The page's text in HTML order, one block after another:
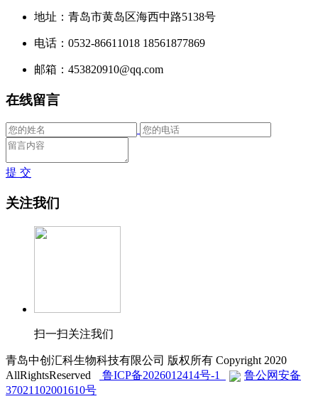
地址：青岛市黄岛区海西中路5138号
电话：0532-86611018 18561877869
邮箱：453820910@qq.com
在线留言
提 交
关注我们
扫一扫关注我们
青岛中创汇科生物科技有限公司 版权所有 Copyright 2020
AllRightsReserved
鲁ICP备2026012414号-1
鲁公网安备
37021102001610号